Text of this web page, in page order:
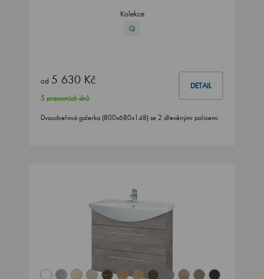
Kolekce
Q
od 5 630 Kč DETAIL
5 pracovních dnů
Dvoudveřová galerka (800x680x148) se 2 dřevěnými policemi